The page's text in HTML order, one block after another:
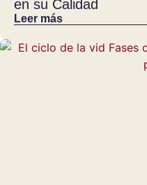
en su Calidad
Leer más